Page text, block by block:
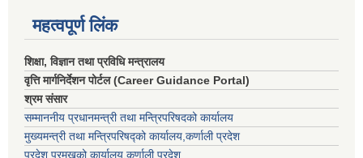
महत्वपूर्ण लिंक
शिक्षा, विज्ञान तथा प्रविधि मन्त्रालय
वृत्ति मार्गनिर्देशन पोर्टल (Career Guidance Portal)
श्रम संसार
सम्माननीय प्रधानमन्त्री तथा मन्त्रिपरिषद‌को कार्यालय
मुख्यमन्त्री तथा मन्त्रिपरिषद्को कार्यालय,कर्णाली प्रदेश
प्रदेश प्रमुखको कार्यालय,कर्णाली प्रदेश